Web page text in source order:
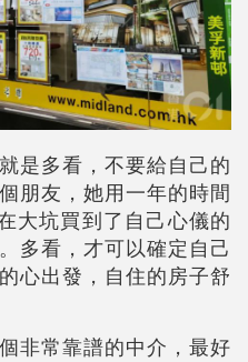
是多看，不要給自己的
朋友，她用一年的時間
大坑買到了自己心儀的
多看，才可以確定自己
心出發，自住的房子舒
非常靠譜的中介，最好